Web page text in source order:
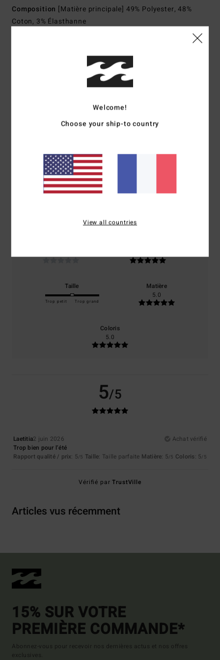
Composition [Matière principale] 49% Polyester, 48%
Coton, 3% Élasthanne
Livraison & Retours
Avis clients
Note moyenne
5.0
0% de nos clients recommandent ce produit
Taille
Trop petit Trop grand
Matière
5.0
Coloris
5.0
5/5
Laetitia2 juin 2026
Achat vérifié
Trop bien pour l’été
Rapport qualité / prix: 5/5 Taille: Taille parfaite Matière: 5/5 Coloris: 5/5
Vérifié parTrustVille
Articles vus récemment
15% SUR VOTRE
PREMIÈRE COMMANDE*
Abonnez-vous pour recevoir nos dernières actus et nos offres
exclusives.
Welcome!
Choose your ship-to country
View all countries